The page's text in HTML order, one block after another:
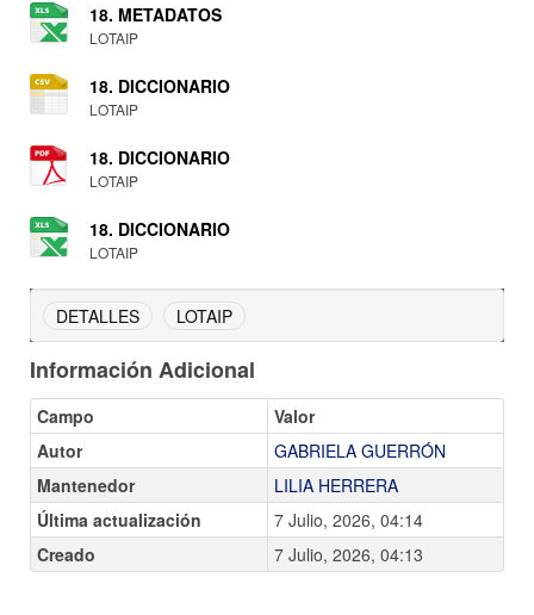
18. METADATOS
LOTAIP
18. DICCIONARIO
LOTAIP
18. DICCIONARIO
LOTAIP
18. DICCIONARIO
LOTAIP
DETALLES LOTAIP
Información Adicional
Campo
Valor
Autor
GABRIELA GUERRÓN
Mantenedor
LILIA HERRERA
Última actualización
7 Julio, 2026, 04:14
Creado
7 Julio, 2026, 04:13